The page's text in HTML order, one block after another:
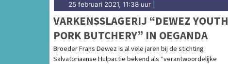
25 februari 2021, 11:38 uur
VARKENSSLAGERIJ “DEWEZ YOUTH
PORK BUTCHERY” IN OEGANDA
Broeder Frans Dewez is al vele jaren bij de stichting
Salvatoriaanse Hulpactie bekend als “verantwoordelijke